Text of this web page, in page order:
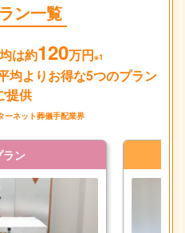
ン一覧
は約120万円※1
均よりお得な5つのプラン
提供
ーネット葬儀手配業界
ン